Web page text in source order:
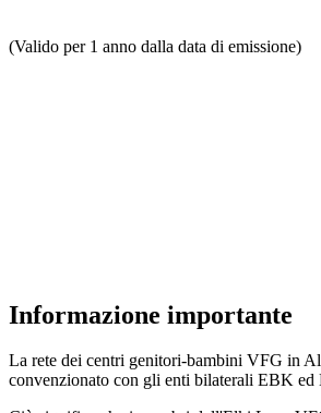
(Valido per 1 anno dalla data di emissione)
Informazione importante
La rete dei centri genitori-bambini VFG in
convenzionato con gli enti bilaterali EBK